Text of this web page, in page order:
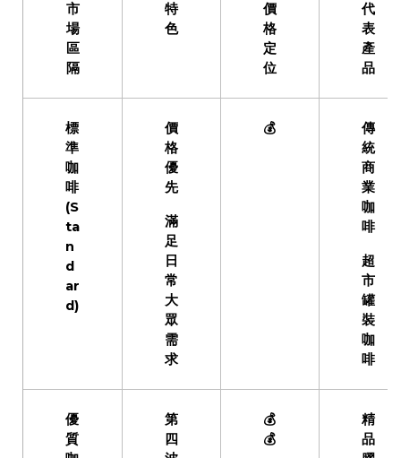
市
場
區
隔
特
色
價
格
定
位
代
表
產
品
標
準
咖
啡
(S
ta
n
d
ar
d)
價
格
優
先
滿
足
日
常
大
眾
需
求
💰
傳
統
商
業
咖
啡
超
市
罐
裝
咖
啡
優
質
第
四
💰
💰
精
品